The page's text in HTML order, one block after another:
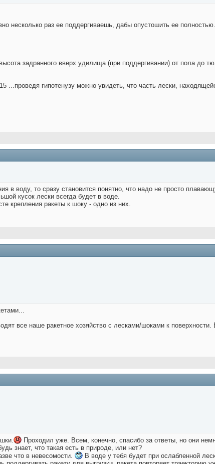
несколько раз ее поддергиваешь, дабы опустошить ее
задранного вверх удилища (при поддергивании) от пола до
...проведя гипотенузу можно увидеть, что часть лески,
в воду, то сразу становится понятно, что надо не просто
кусок лески всегда будет в воде.
крепления ракеты к шоку - одно из них.
все наше ракетное хозяйство с лесками/шоками к
Проходил уже. Всем, конечно, спасибо за ответы, но они
знает, что такая есть в природе, или нет?
что в невесомости.
В воде у тебя будет при ослабленной